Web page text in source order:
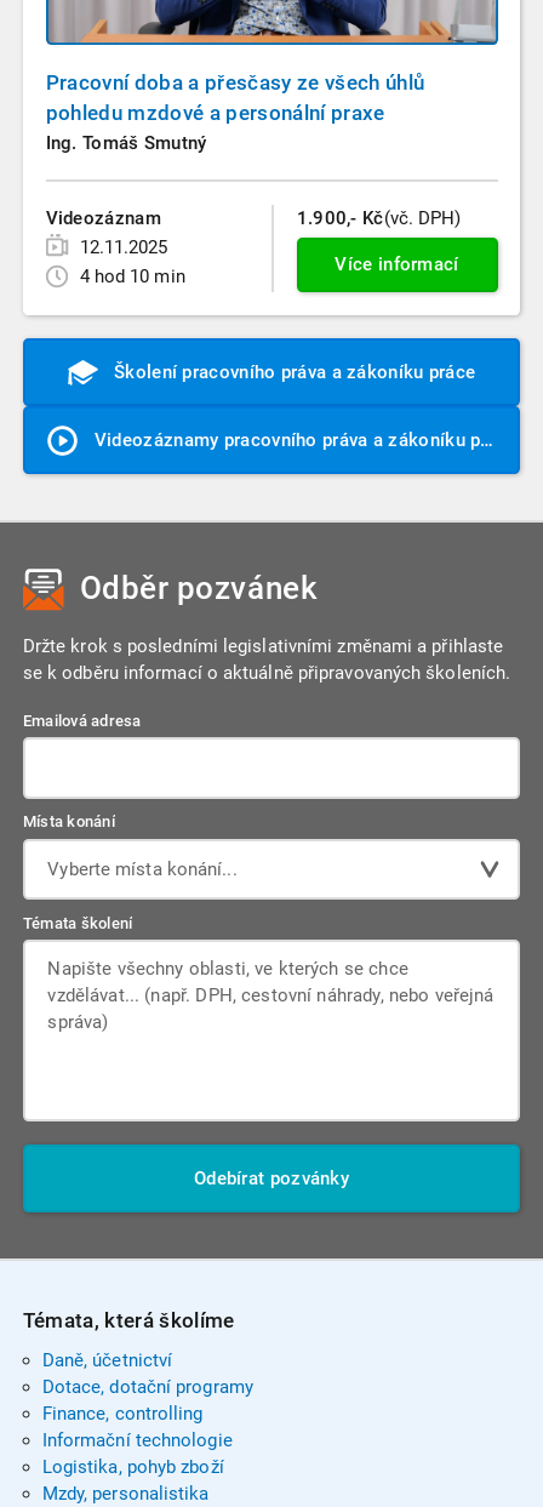
Pracovní doba a přesčasy ze všech úhlů
pohledu mzdové a personální praxe
Ing. Tomáš Smutný
Videozáznam
12.11.2025
4 hod 10 min
1.900,- Kč(vč. DPH)
Více informací
Školení pracovního práva a zákoníku práce
Videozáznamy pracovního práva a zákoníku práce
Odběr pozvánek
Držte krok s posledními legislativními změnami a přihlaste
se k odběru informací o aktuálně připravovaných školeních.
Emailová adresa
Místa konání
Vyberte místa konání...
Témata školení
Odebírat pozvánky
Témata, která školíme
Daně, účetnictví
Dotace, dotační programy
Finance, controlling
Informační technologie
Logistika, pohyb zboží
Mzdy, personalistika